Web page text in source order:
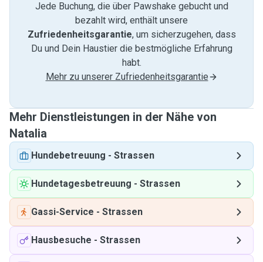
Jede Buchung, die über Pawshake gebucht und
bezahlt wird, enthält unsere
Zufriedenheitsgarantie, um sicherzugehen, dass
Du und Dein Haustier die bestmögliche Erfahrung
habt.
Mehr zu unserer Zufriedenheitsgarantie
Mehr Dienstleistungen in der Nähe von
Natalia
Hundebetreuung - Strassen
Hundetagesbetreuung - Strassen
Gassi-Service - Strassen
Hausbesuche - Strassen